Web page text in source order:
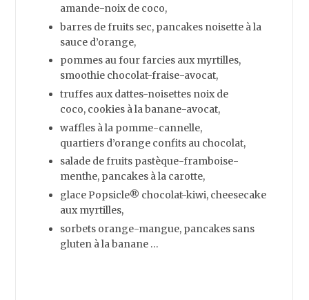
En résumé :
La grande majorité des
définition. Bien entendu, il faudra éviter les viandes
transformées, riches en matière grasse et de faible
qualité (hot-dogs, corned-beef, biltong, viande de
boeuf séchée, conserves de viande, pâtés, kebab,
etc.). Privilégiez lesanimauxet volailles bio
en plein-air.
Lesoeufsde bonne qualité sont bons pour la santé
contrairement à ce que pensent beaucoup de
personnes. Ils renferment une quantité importante de
nutriments, de vitamines (A, D, E, K et B6), de zinc et
de calcium. Le blanc comporte desprotéines
complètes de très grande qualité. Le jaune contient
en abondance des substances bonnes pour la santé
telles la lutéine, la choline, des omega-3. Mangez